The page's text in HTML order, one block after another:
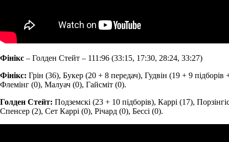
Фінікс – Голден Стейт – 111:96 (33:15, 17:30, 28:24, 33:27)
Фінікс: Грін (36), Букер (20 + 8 передач), Гудвін (19 + 9
Флемінг (0), Малуач (0), Гайсміт (0).
Голден Стейт: Подземскі (23 + 10 підборів), Каррі (17),
Спенсер (2), Сет Каррі (0), Річард (0), Бессі (0).